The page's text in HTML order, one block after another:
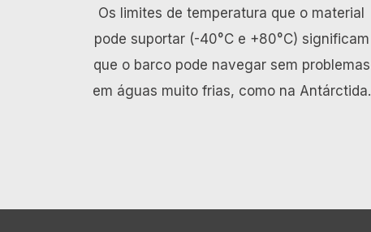
Os limites de temperatura que o material
pode suportar (-40°C e +80°C) significam
que o barco pode navegar sem problemas
em águas muito frias, como na Antárctida.